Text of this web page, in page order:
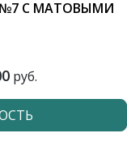
С МАТОВЫМИ
руб.